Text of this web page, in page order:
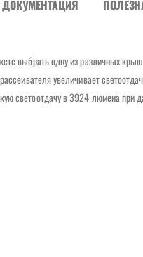
ДОКУМЕНТАЦИЯ
выбрать одну из различных
увеличивает
светоотдачу в 3924 люмена при